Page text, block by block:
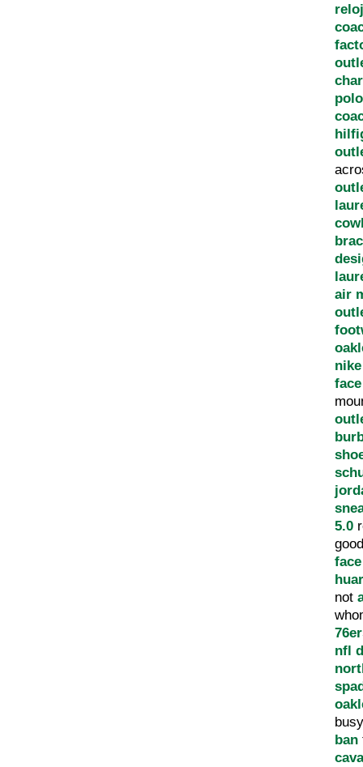
air
5.0
not
nfl
ban